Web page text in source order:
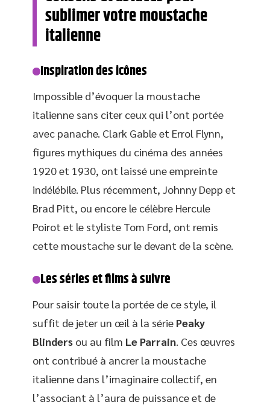
sublimer votre moustache
italienne
Inspiration des icônes
Impossible d’évoquer la moustache
italienne sans citer ceux qui l’ont portée
avec panache. Clark Gable et Errol Flynn,
figures mythiques du cinéma des années
1920 et 1930, ont laissé une empreinte
indélébile. Plus récemment, Johnny Depp et
Brad Pitt, ou encore le célèbre Hercule
Poirot et le styliste Tom Ford, ont remis
cette moustache sur le devant de la scène.
Les séries et films à suivre
Pour saisir toute la portée de ce style, il
suffit de jeter un œil à la série Peaky
Blinders ou au film Le Parrain. Ces œuvres
ont contribué à ancrer la moustache
italienne dans l’imaginaire collectif, en
l’associant à l’aura de puissance et de